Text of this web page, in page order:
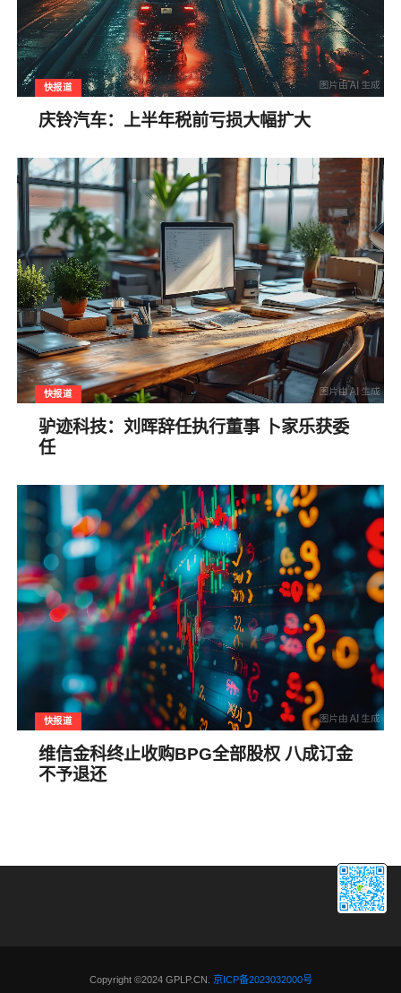
快报道
庆铃汽车：上半年税前亏损大幅扩大
快报道
驴迹科技：刘晖辞任执行董事 卜家乐获委
任
快报道
维信金科终止收购BPG全部股权 八成订金
不予退还
Copyright ©2024 GPLP.CN. 京ICP备2023032000号